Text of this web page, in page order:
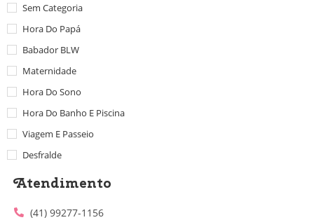
Sem Categoria
Hora Do Papá
Babador BLW
Maternidade
Hora Do Sono
Hora Do Banho E Piscina
Viagem E Passeio
Desfralde
Atendimento
(41) 99277-1156